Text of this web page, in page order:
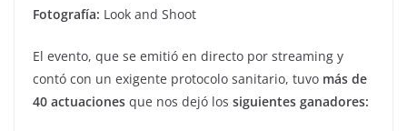
Fotografía: Look and Shoot
El evento, que se emitió en directo por streaming y
contó con un exigente protocolo sanitario, tuvo más de
40 actuaciones que nos dejó los siguientes ganadores: